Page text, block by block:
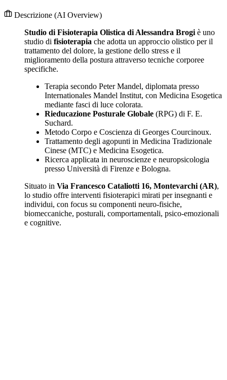
Descrizione (AI Overview)
Studio di Fisioterapia Olistica di Alessandra Brogi è uno
studio di fisioterapia che adotta un approccio olistico per il
trattamento del dolore, la gestione dello stress e il
miglioramento della postura attraverso tecniche corporee
specifiche.
Terapia secondo Peter Mandel, diplomata presso
Internationales Mandel Institut, con Medicina Esogetica
mediante fasci di luce colorata.
Rieducazione Posturale Globale (RPG) di F. E.
Suchard.
Metodo Corpo e Coscienza di Georges Courcinoux.
Trattamento degli agopunti in Medicina Tradizionale
Cinese (MTC) e Medicina Esogetica.
Ricerca applicata in neuroscienze e neuropsicologia
presso Università di Firenze e Bologna.
Situato in Via Francesco Cataliotti 16, Montevarchi (AR),
lo studio offre interventi fisioterapici mirati per insegnanti e
individui, con focus su componenti neuro-fisiche,
biomeccaniche, posturali, comportamentali, psico-emozionali
e cognitive.